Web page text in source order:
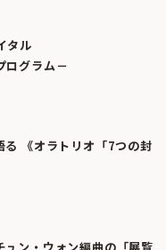
タル
ログラム－
る 《オラトリオ「7つの封